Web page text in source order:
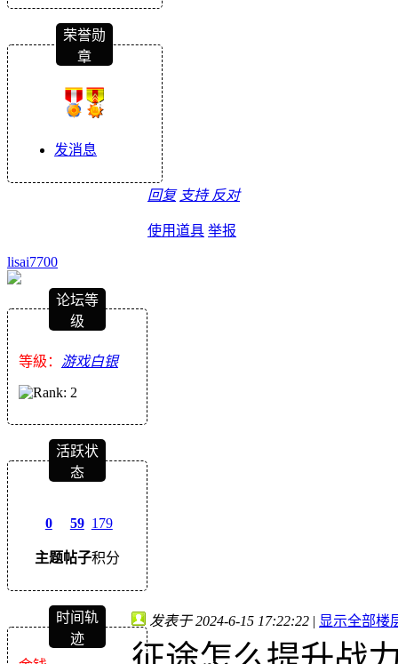
荣誉勋
章
发消息
回复 支持 反对
使用道具 举报
lisai7700
论坛等
级
等級： 游戏白银
活跃状
态
0
主题
59
帖子
179
积分
时间轨
迹
发表于 2024-6-15 17:22:22 | 显示全部楼